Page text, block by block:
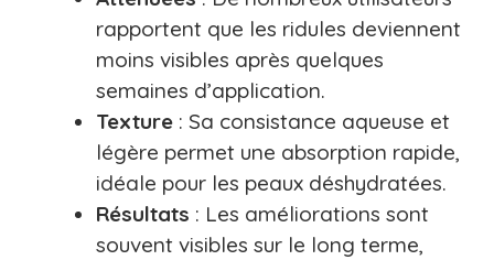
rapportent que les ridules deviennent
moins visibles après quelques
semaines d’application.
Texture : Sa consistance aqueuse et
légère permet une absorption rapide,
idéale pour les peaux déshydratées.
Résultats : Les améliorations sont
souvent visibles sur le long terme,